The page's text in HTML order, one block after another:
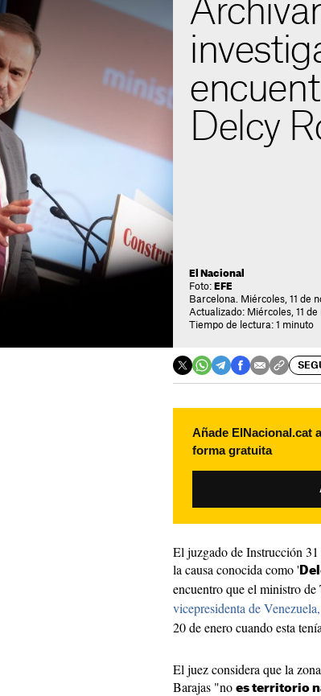
Delcy
El Nacional
Foto: EFE
Barcelona. Miércoles, 11 de
Actualizado: Miércoles, 11
Tiempo de lectura: 1 minuto
Añade ElNacional.cat
forma gratuita
El juzgado de Instrucción
la causa conocida como '
encuentro que el ministro de
vicepresidenta de Venezuela,
20 de enero cuando esta
El juez considera que la
Barajas "no es territorio